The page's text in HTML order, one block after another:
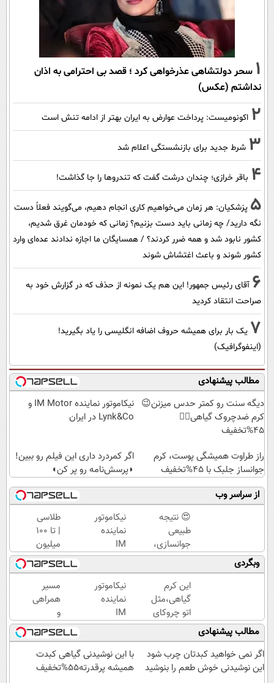
1 سحر دولتشاهی عذرخواهی کرد ؛ قصد بی احترامی به اذان
نداشتم (عکس)
2 اکونومیست: پرداخت عوارض به ایران بهتر از ادامه تنش است
3 شرط جدید برای بازنشستگی اعلام شد
4 باقر خرازی؛ چندان درشت گفت که تندروها را جا گذاشت!
5 پزشکیان: هر زمان می‌خواهیم کاری انجام دهیم، می‌گویند فعلاً دست
نگه دارید/ چه زمانی باید دست بزنیم؟ زمانی که خودمان غرق شدیم،
کشور نابود شد و همه ضرر کردند؟ / همسایگان ما اجازه ندادند عده‌ای وارد
کشور شوند و باعث اغتشاش شوند
6 آقای رئیس جمهور! این هم یک نمونه از حذف که در گزارش خود به
صراحت انتقاد کردید
7 یک بار برای همیشه حروف اضافه انگلیسی را یاد بگیرید!
(اینفوگرافیک)
مطالب پیشنهادی
دیگه سنت رو کمتر حدس میزنن😉
کرم ضدچروک گیاهی👈🏻
45%تخفیف
نیکاموتور نماینده IM Motor و
Lynk&Co در ایران
راز طراوت همیشگی پوست، کرم
جوانساز جلبک با 45%تخفیف
اگر کمردرد داری این فیلم رو ببین!
◗پرسش‌نامه رو پر کن◖
از سراسر وب
😍 نتیجه‌
طبیعی
جوانسازی،
بدون درد
و بدون
دوره
نقاهت؛
مشاوره
رایگان
نیکاموتور
نماینده
IM
Motor و
Lynk&Co
در ایران
طلاسی
| تا 100
میلیون
وام
آنی
خرید
طلا💰
ثبت
نام
کن!
وبگردی
این کرم
گیاهی،مثل
اتو چروکای
پوستتوصاف
میکنه!50%تخفیف
نیکاموتور
نماینده
IM
Motor و
Lynk&Co
در ایران
مسیر
همراهی
و
گزارش
عملکرد
گروه
اسنپ
مطالب پیشنهادی
اگر نمی خواهید کبدتان چرب شود
این نوشیدنی خوش طعم را بنوشید
با این نوشیدنی گیاهی کبدت
همیشه پرقدرته55%تخفیف